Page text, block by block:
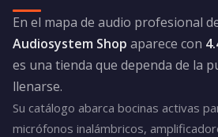
En el mapa de audio profesional
Audiosystem Shop aparece con
es una tienda que dependa de la
llenarse.
Su catálogo abarca bocinas activas
micrófonos inalámbricos,